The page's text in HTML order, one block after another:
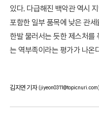
있다. 다급해진 백악관 역시
포함한 일부 품목에 낮은 관
한발 물러서는 듯한 제스처를
는 역부족이라는 평가가 나온
김지연 기자 (jiyeon0311@topicnuri.com)